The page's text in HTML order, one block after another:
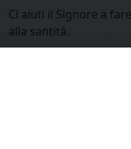
Ci aiuti il Signore a
alla santità.